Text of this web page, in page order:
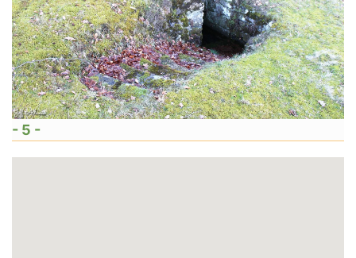
- 5 -